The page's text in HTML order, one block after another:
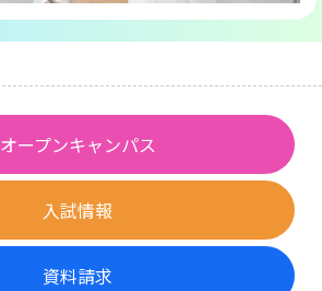
オープンキャンパス
入試情報
資料請求